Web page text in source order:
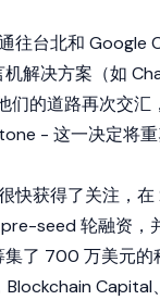
往台北和 Google
解决方案（如
们的道路再次交汇
- 这一决定将
快获得了关注，
seed 轮融资，
了 700 万美元的
Blockchain Capital